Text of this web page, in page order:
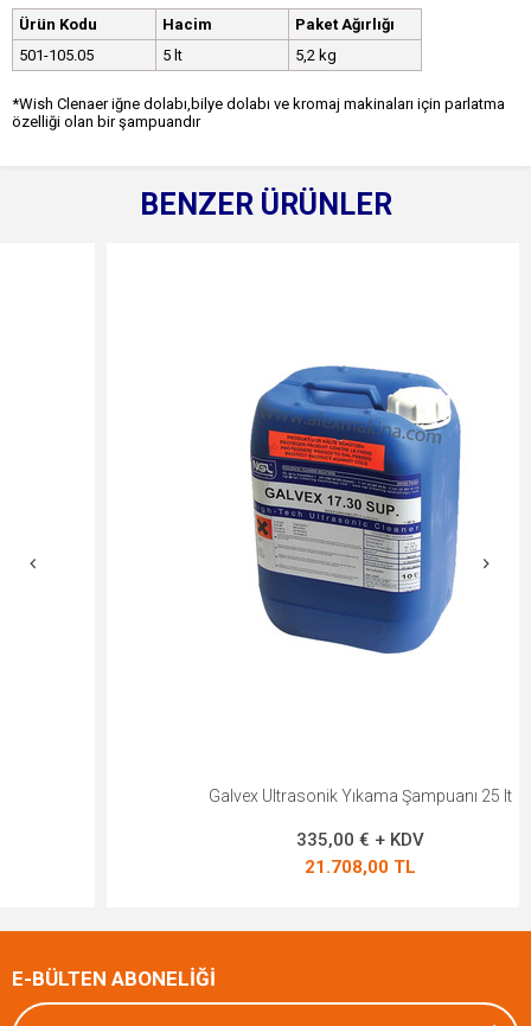
Ürün Kodu Hacim
Paket Ağırlığı
501-105.05
5 lt 5,2 kg
*Wish Clenaer iğne dolabı,bilye dolabı ve kromaj makinaları için parlatma
özelliği olan bir şampuandır
BENZER ÜRÜNLER
Galvex Ultrasonik Yıkama Şampuanı 25 lt
335,00 € + KDV
21.708,00 TL
E-BÜLTEN ABONELİĞİ